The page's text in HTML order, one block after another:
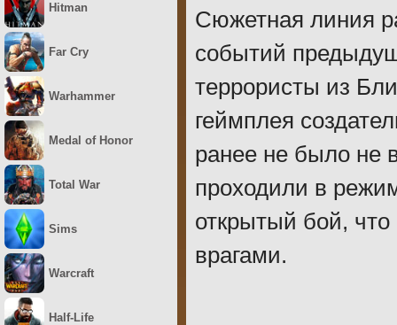
Сюжетная линия
событий
террористы из
геймплея
ранее не было не
проходили в
открытый бой,
врагами.
Hitman
Far Cry
Warhammer
Medal of Honor
Total War
Sims
Warcraft
Half-Life